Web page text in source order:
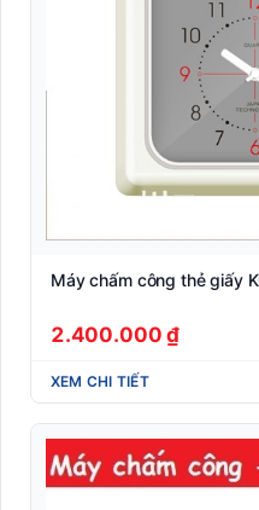
Máy chấm công thẻ giấy
2.400.000 ₫
XEM CHI TIẾT